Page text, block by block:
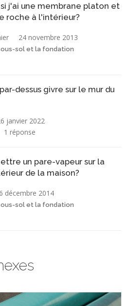
si j'ai une membrane platon et
roche à l'intérieur?
24 novembre 2013
sol et la fondation
dessus givre sur le mur du
janvier 2022
1 réponse
un pare-vapeur sur la
de la maison?
décembre 2014
sol et la fondation